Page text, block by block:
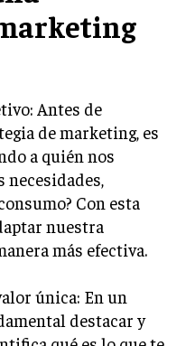
TECNOLÓGICA
Y BUSINESS
Y SUCESIÓN
Antes de
de marketing, es
a quién nos
necesidades,
Con esta
nuestra
más efectiva.
única: En un
destacar y